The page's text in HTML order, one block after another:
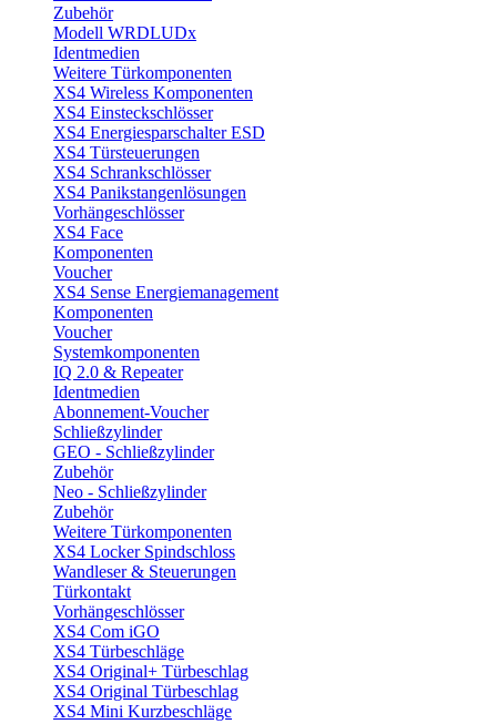
Zubehör
Modell WRDLUDx
Identmedien
Weitere Türkomponenten
XS4 Wireless Komponenten
XS4 Einsteckschlösser
XS4 Energiesparschalter ESD
XS4 Türsteuerungen
XS4 Schrankschlösser
XS4 Panikstangenlösungen
Vorhängeschlösser
XS4 Face
Komponenten
Voucher
XS4 Sense Energiemanagement
Komponenten
Voucher
Systemkomponenten
IQ 2.0 & Repeater
Identmedien
Abonnement-Voucher
Schließzylinder
GEO - Schließzylinder
Zubehör
Neo - Schließzylinder
Zubehör
Weitere Türkomponenten
XS4 Locker Spindschloss
Wandleser & Steuerungen
Türkontakt
Vorhängeschlösser
XS4 Com iGO
XS4 Türbeschläge
XS4 Original+ Türbeschlag
XS4 Original Türbeschlag
XS4 Mini Kurzbeschläge